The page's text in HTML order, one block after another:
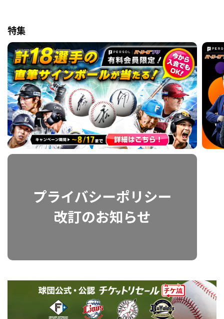
特集